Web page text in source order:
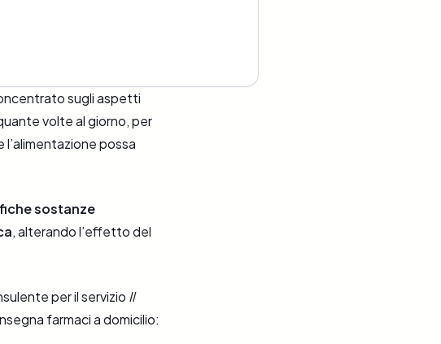
sugli aspetti
volte al giorno, per
possa
sostanze
, alterando l’effetto del
per il servizio Il
farmaci a domicilio: